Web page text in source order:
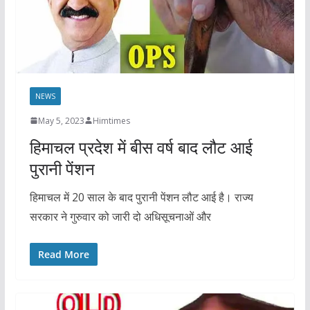
NEWS
May 5, 2023 Himtimes
हिमाचल प्रदेश में बीस वर्ष बाद लौट आई
पुरानी पेंशन
हिमाचल में 20 साल के बाद पुरानी पेंशन लौट आई है। राज्य
सरकार ने गुरुवार को जारी दो अधिसूचनाओं और
Read More